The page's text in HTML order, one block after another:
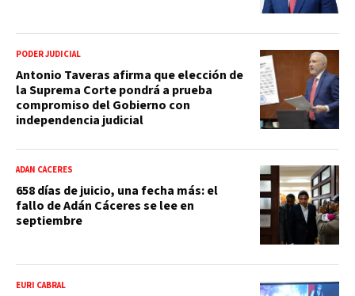
PODER JUDICIAL
Antonio Taveras afirma que elección de
la Suprema Corte pondrá a prueba
compromiso del Gobierno con
independencia judicial
ADÁN CÁCERES
658 días de juicio, una fecha más: el
fallo de Adán Cáceres se lee en
septiembre
EURI CABRAL